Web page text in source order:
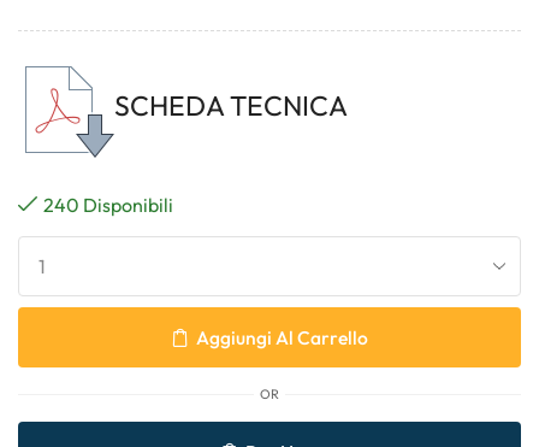
SCHEDA TECNICA
240 Disponibili
Aggiungi Al Carrello
OR